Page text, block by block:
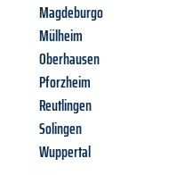
Magdeburgo
Mülheim
Oberhausen
Pforzheim
Reutlingen
Solingen
Wuppertal